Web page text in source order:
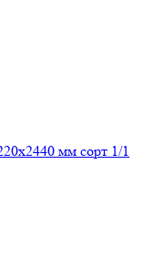
мм сорт 1/1